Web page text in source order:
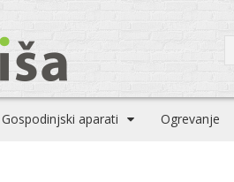
Gospodinjski aparati Ogrevanje